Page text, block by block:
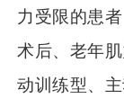
力受限的患
术后、老年
动训练型、